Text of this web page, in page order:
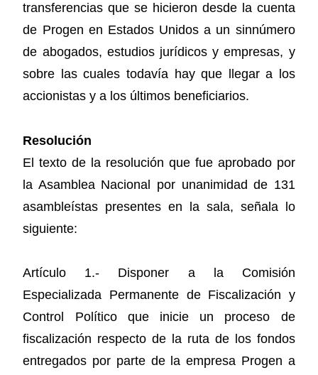
transferencias que se hicieron desde la cuenta
de Progen en Estados Unidos a un sinnúmero
de abogados, estudios jurídicos y empresas, y
sobre las cuales todavía hay que llegar a los
accionistas y a los últimos beneficiarios.
Resolución
El texto de la resolución que fue aprobado por
la Asamblea Nacional por unanimidad de 131
asambleístas presentes en la sala, señala lo
siguiente:
Artículo 1.- Disponer a la Comisión
Especializada Permanente de Fiscalización y
Control Político que inicie un proceso de
fiscalización respecto de la ruta de los fondos
entregados por parte de la empresa Progen a